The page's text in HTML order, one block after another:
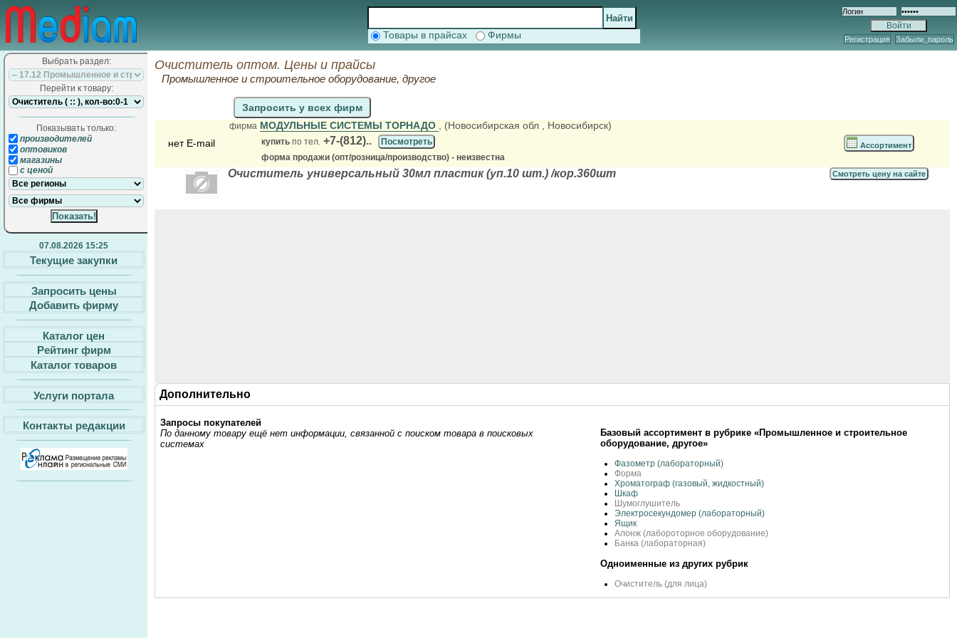
Товары в прайсах Фирмы Регистрация Забыли_пароль
Выбрать раздел:
Перейти к товару:
Показывать только:
производителей
оптовиков
магазины
с ценой
07.08.2026 15:25
Текущие закупки
Запросить цены
Добавить фирму
Каталог цен
Рейтинг фирм
Каталог товаров
Услуги портала
Контакты редакции
Очиститель оптом. Цены и прайсы
Промышленное и строительное оборудование, другое
Запросить у всех фирм
нет E-mail
фирма МОДУЛЬНЫЕ СИСТЕМЫ ТОРНАДО , (Новосибирская обл , Новосибирск)
купить по тел. +7-(812)..
Посмотреть
форма продажи (опт/розница/производство) - неизвестна
Ассортимент
Очиститель универсальный 30мл пластик (уп.10 шт.) /кор.360шт Смотреть цену на сайте
Дополнительно
Запросы покупателей
По данному товару ещё нет информации, связанной с поиском товара в поисковых
системах
Базовый ассортимент в рубрике «Промышленное и строительное
оборудование, другое»
Фазометр (лабораторный)
Форма
Хроматограф (газовый, жидкостный)
Шкаф
Шумоглушитель
Электросекундомер (лабораторный)
Ящик
Алонж (лабороторное оборудование)
Банка (лабораторная)
Одноименные из других рубрик
Очиститель (для лица)